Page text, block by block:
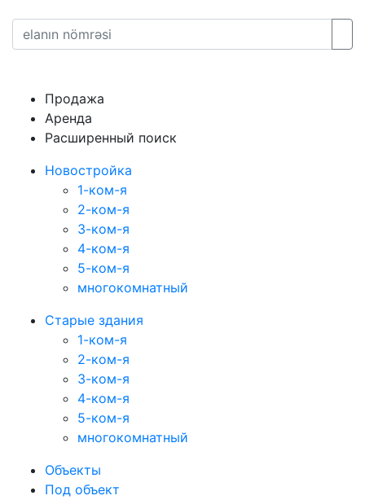
Продажа
Аренда
Расширенный поиск
Новостройка
1-ком-я
2-ком-я
3-ком-я
4-ком-я
5-ком-я
многокомнатный
Старые здания
1-ком-я
2-ком-я
3-ком-я
4-ком-я
5-ком-я
многокомнатный
Объекты
Под объект